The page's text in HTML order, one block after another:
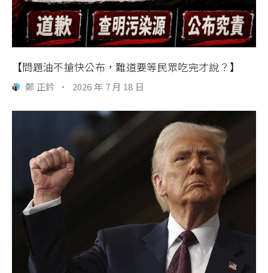
【問題油不搶快公布，難道要等民眾吃完才說？】
鄭 正鈐 · 2026 年 7 月 18 日